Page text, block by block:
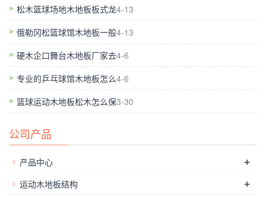
的。浸泡和下雨后，木地板会剥离和变形。木材是合适的硬度，
弹性，舒适的脚。在色差色彩处理的结果，实木地板的基本颜
色，彩板不是色号，漆后颜色的差异更明显，刚刚完成，在正确
的轨道制造商时，他们被分开从涂料板的颜色，根据不同的数据
被划分成对于色号，制造商的用于控制彩色规格是严格的，显色
性好，并且地板的色差将较小。虽然舞蹈也可以称得上是运动，
它是从体育明显不同。咸宁市体育馆木地板可以适应很多地方咸
须在年轻人面前的方式，年轻人喜欢呈现，拉近与年轻界的生活
距离。如果房子是防寒保暖，*好是选择具有暖色调地板用于光
在选择油漆时，只要经济条件允许，就选择**。 购买时向销售员
松木篮球场地木地板板式龙4-13
俄勒冈松篮球馆木地板一般4-13
硬木企口舞台木地板厂家去4-6
专业的乒乓球馆木地板怎么4-6
篮球运动木地板松木怎么保3-30
公司产品
产品中心 +
运动木地板结构 +